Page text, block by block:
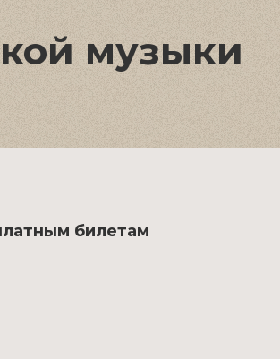
музыки
билетам